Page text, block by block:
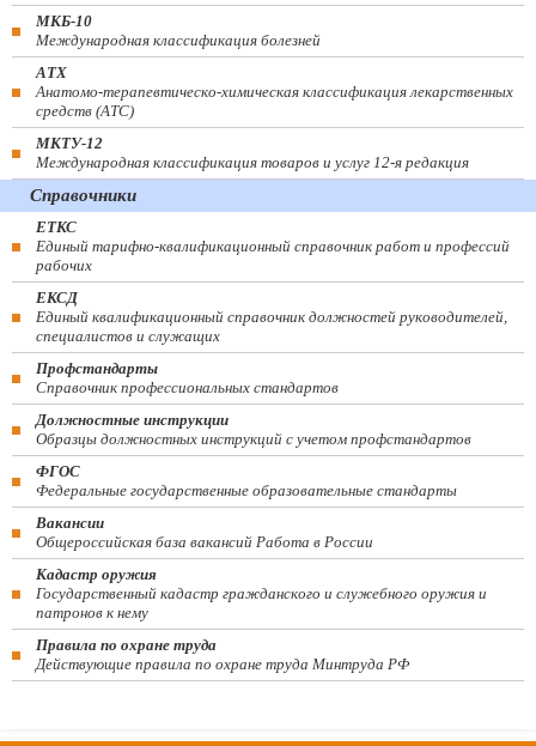
МКБ-10
Международная классификация болезней
АТХ
Анатомо-терапевтическо-химическая классификация лекарственных
средств (ATC)
МКТУ-12
Международная классификация товаров и услуг 12-я редакция
Справочники
ЕТКС
Единый тарифно-квалификационный справочник работ и профессий
рабочих
ЕКСД
Единый квалификационный справочник должностей руководителей,
специалистов и служащих
Профстандарты
Справочник профессиональных стандартов
Должностные инструкции
Образцы должностных инструкций с учетом профстандартов
ФГОС
Федеральные государственные образовательные стандарты
Вакансии
Общероссийская база вакансий Работа в России
Кадастр оружия
Государственный кадастр гражданского и служебного оружия и
патронов к нему
Правила по охране труда
Действующие правила по охране труда Минтруда РФ